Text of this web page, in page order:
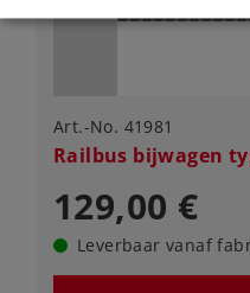
Art.-No. 41981
Railbus bijwagen
129,00 €
Leverbaar vanaf